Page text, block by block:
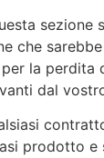
sezione
che
la
dal
prodotto